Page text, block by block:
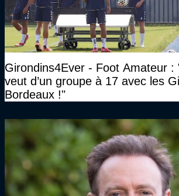
Girondins4Ever - Foot Amateur :
veut d’un groupe à 17 avec les
Bordeaux !"